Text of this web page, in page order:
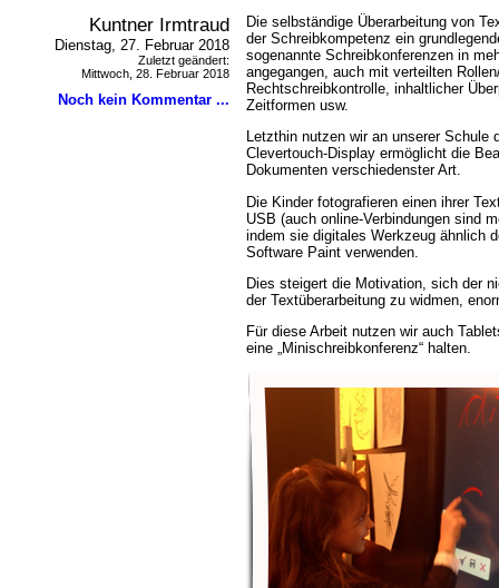
Kuntner Irmtraud
Dienstag, 27. Februar 2018
Zuletzt geändert:
Mittwoch, 28. Februar 2018
Noch kein Kommentar ...
Die selbständige Überarbeitung von
der Schreibkompetenz ein
sogenannte Schreibkonferenzen in
angegangen, auch mit verteilten
Rechtschreibkontrolle, inhaltlicher
Zeitformen usw.
Letzthin nutzen wir an unserer Schule
Clevertouch-Display ermöglicht die
Dokumenten verschiedenster Art.
Die Kinder fotografieren einen ihrer
USB (auch online-Verbindungen sind
indem sie digitales Werkzeug ähnlich
Software Paint verwenden.
Dies steigert die Motivation, sich der
der Textüberarbeitung zu widmen,
Für diese Arbeit nutzen wir auch
eine „Minischreibkonferenz“ halten.